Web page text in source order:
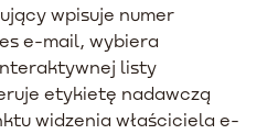
wpisuje numer
e-mail, wybiera
listy
etykietę nadawczą
widzenia właściciela e-